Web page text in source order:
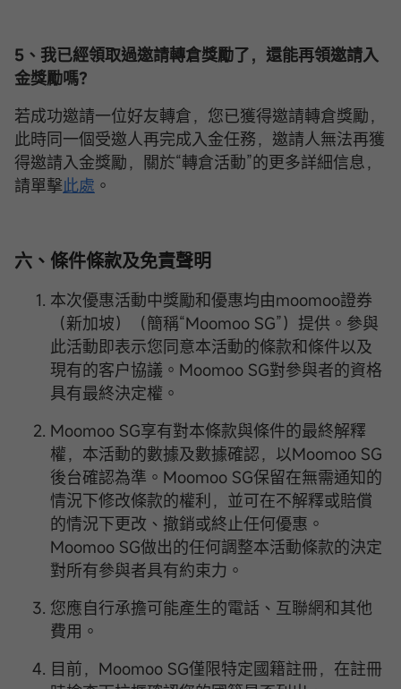
5、我已經領取過邀請轉倉獎勵了，還能再領邀請入
金獎勵嗎？
若成功邀請一位好友轉倉，您已獲得邀請轉倉獎勵，
此時同一個受邀人再完成入金任務，邀請人無法再獲
得邀請入金獎勵，關於“轉倉活動”的更多詳細信息，
請單擊此處 。
六 、條件條款及免責聲明
本次優惠活動中獎勵和優惠均由moomoo證券
（新加坡）（簡稱“Moomoo SG”）提供。參與
此活動即表示您同意本活動的條款和條件以及
現有的客户協議。Moomoo SG對參與者的資格
具有最終決定權。
Moomoo SG享有對本條款與條件的最終解釋
權，本活動的數據及數據確認，以Moomoo SG
後台確認為準。Moomoo SG保留在無需通知的
情況下修改條款的權利，並可在不解釋或賠償
的情況下更改、撤銷或終止任何優惠。
Moomoo SG做出的任何調整本活動條款的決定
對所有參與者具有約束力。
您應自行承擔可能產生的電話、互聯網和其他
費用。
目前，Moomoo SG僅限特定國籍註冊，在註冊